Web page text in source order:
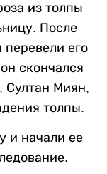
из толпы
После
его
скончался
Султан Миян,
толпы.
и начали ее